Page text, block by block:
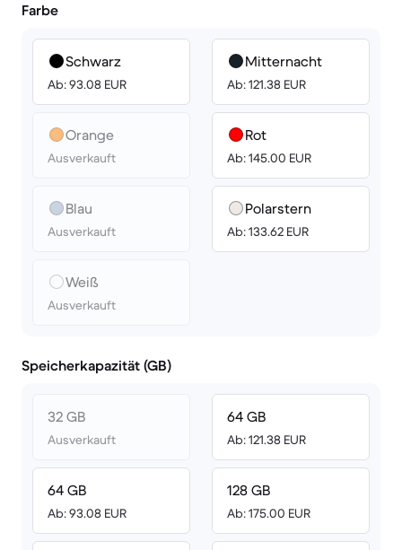
Farbe
Schwarz
Ab: 93.08 EUR
Orange
Ausverkauft
Blau
Ausverkauft
Weiß
Ausverkauft
Mitternacht
Ab: 121.38 EUR
Rot
Ab: 145.00 EUR
Polarstern
Ab: 133.62 EUR
Speicherkapazität (GB)
32 GB
Ausverkauft
64 GB
Ab: 93.08 EUR
64 GB
Ab: 121.38 EUR
128 GB
Ab: 175.00 EUR